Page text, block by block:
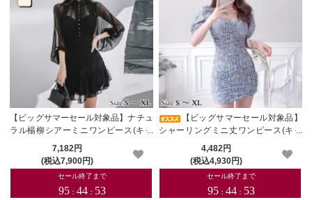
【ビッグサマーセール対象品】ナチュ
ラル楊柳シアーミニワンピース(キャ
バドレス・CABARETDRESS)
7,182円
(税込7,900円)
【ビッグサマーセール対象品】
シャーリングミニ丈ワンピース(キャ
バドレス・CABARETDRESS)
4,482円
(税込4,930円)